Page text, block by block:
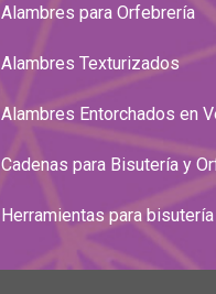
Alambres para Orfebrería
Alambres Texturizados
Alambres Entorchados en
Cadenas para Bisutería y
Herramientas para bisutería